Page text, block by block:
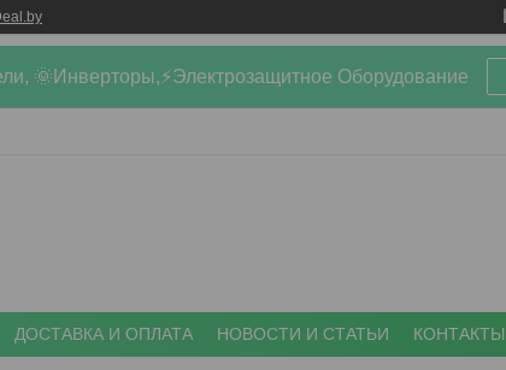
🌞Инверторы,⚡Электрозащитное Оборудование
ДОСТАВКА И ОПЛАТА НОВОСТИ И СТАТЬИ КОНТАКТЫ